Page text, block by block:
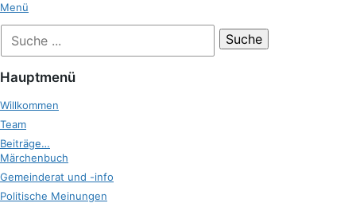
Zum
springen
Menü
nach:
Hauptmenü
Willkommen
Team
Beiträge…
Märchenbuch
Gemeinderat und -info
Politische Meinungen